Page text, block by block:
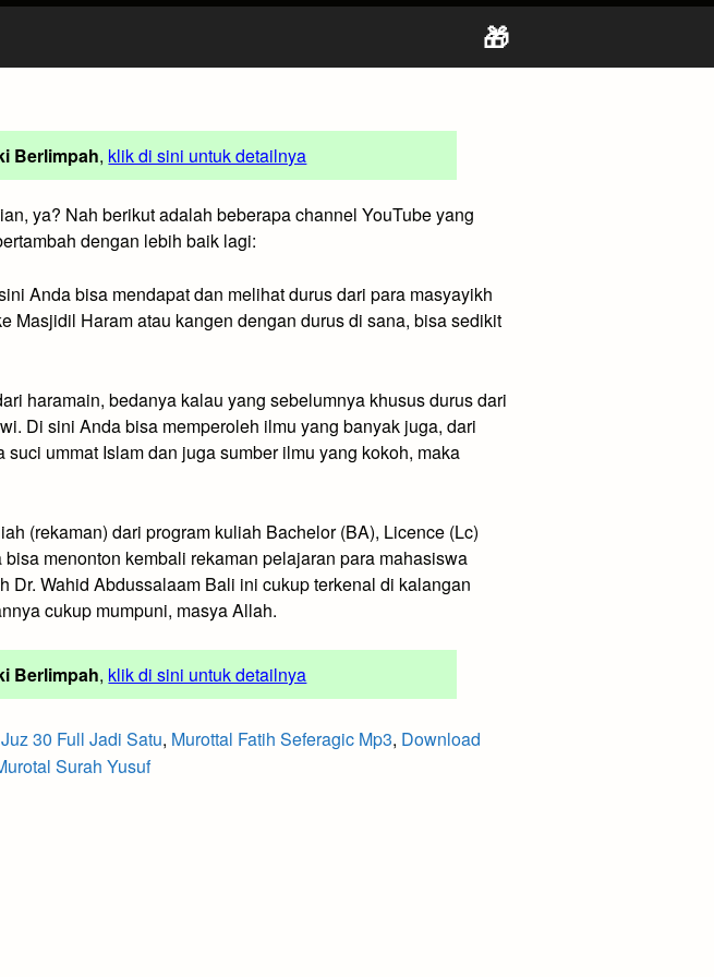
🎁
Berlimpah, klik di sini untuk detailnya
ya? Nah berikut adalah beberapa channel YouTube yang
dengan lebih baik lagi:
Anda bisa mendapat dan melihat durus dari para masyayikh
Masjidil Haram atau kangen dengan durus di sana, bisa sedikit
haramain, bedanya kalau yang sebelumnya khusus durus dari
Di sini Anda bisa memperoleh ilmu yang banyak juga, dari
ummat Islam dan juga sumber ilmu yang kokoh, maka
(rekaman) dari program kuliah Bachelor (BA), Licence (Lc)
menonton kembali rekaman pelajaran para mahasiswa
Dr. Wahid Abdussalaam Bali ini cukup terkenal di kalangan
cukup mumpuni, masya Allah.
Berlimpah, klik di sini untuk detailnya
30 Full Jadi Satu, Murottal Fatih Seferagic Mp3, Download
Surah Yusuf